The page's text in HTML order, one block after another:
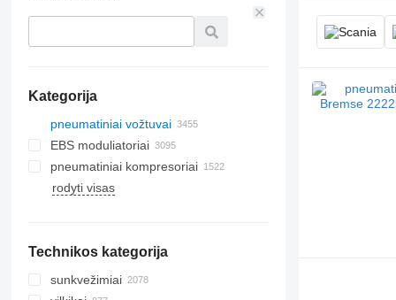
Kategorija
pneumatiniai vožtuvai
EBS moduliatoriai
pneumatiniai kompresoriai
rodyti visas
Technikos kategorija
sunkvežimiai